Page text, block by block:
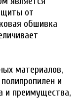
от
обшивка
материалов,
и
и преимущества,